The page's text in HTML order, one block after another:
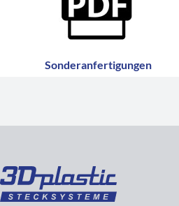
Sonderanfertigungen